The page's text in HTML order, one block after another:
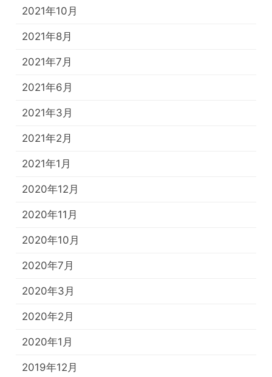
2021年10月
2021年8月
2021年7月
2021年6月
2021年3月
2021年2月
2021年1月
2020年12月
2020年11月
2020年10月
2020年7月
2020年3月
2020年2月
2020年1月
2019年12月